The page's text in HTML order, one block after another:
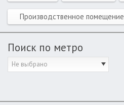
Производственное помещение
Поиск по метро
Не выбрано